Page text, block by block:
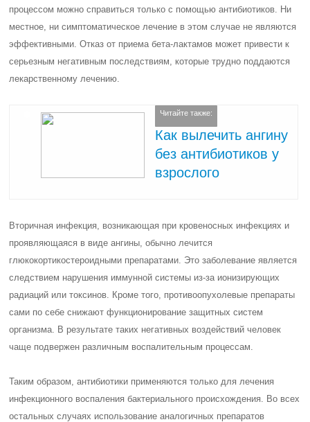
процессом можно справиться только с помощью антибиотиков. Ни
местное, ни симптоматическое лечение в этом случае не являются
эффективными. Отказ от приема бета-лактамов может привести к
серьезным негативным последствиям, которые трудно поддаются
лекарственному лечению.
Читайте также:
Как вылечить ангину
без антибиотиков у
взрослого
Вторичная инфекция, возникающая при кровеносных инфекциях и
проявляющаяся в виде ангины, обычно лечится
глюкокортикостероидными препаратами. Это заболевание является
следствием нарушения иммунной системы из-за ионизирующих
радиаций или токсинов. Кроме того, противоопухолевые препараты
сами по себе снижают функционирование защитных систем
организма. В результате таких негативных воздействий человек
чаще подвержен различным воспалительным процессам.
Таким образом, антибиотики применяются только для лечения
инфекционного воспаления бактериального происхождения. Во всех
остальных случаях использование аналогичных препаратов